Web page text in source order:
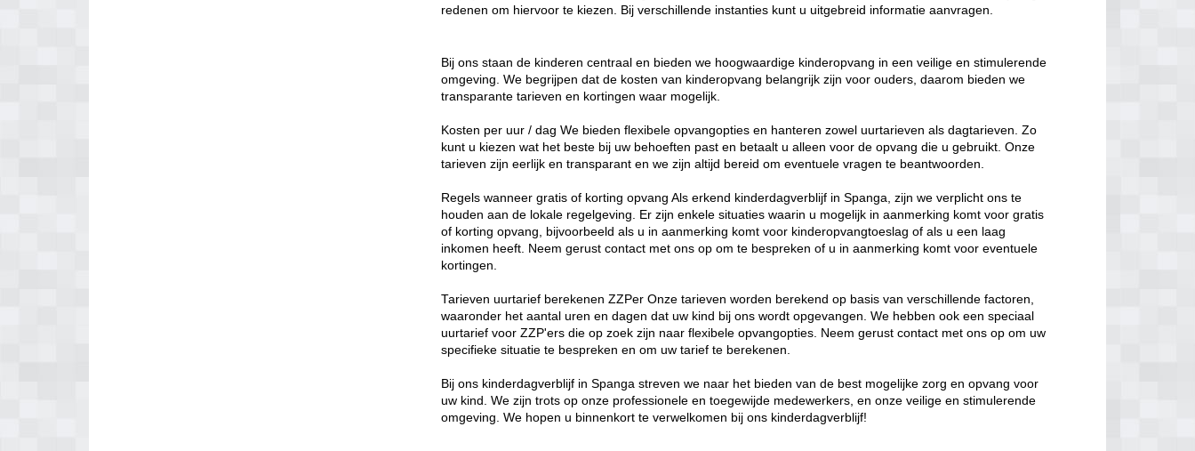
redenen om hiervoor te kiezen. Bij verschillende instanties kunt u uitgebreid informatie aanvragen.
Bij ons staan de kinderen centraal en bieden we hoogwaardige kinderopvang in een veilige en stimulerende
omgeving. We begrijpen dat de kosten van kinderopvang belangrijk zijn voor ouders, daarom bieden we
transparante tarieven en kortingen waar mogelijk.
Kosten per uur / dag We bieden flexibele opvangopties en hanteren zowel uurtarieven als dagtarieven. Zo
kunt u kiezen wat het beste bij uw behoeften past en betaalt u alleen voor de opvang die u gebruikt. Onze
tarieven zijn eerlijk en transparant en we zijn altijd bereid om eventuele vragen te beantwoorden.
Regels wanneer gratis of korting opvang Als erkend kinderdagverblijf in Spanga, zijn we verplicht ons te
houden aan de lokale regelgeving. Er zijn enkele situaties waarin u mogelijk in aanmerking komt voor gratis
of korting opvang, bijvoorbeeld als u in aanmerking komt voor kinderopvangtoeslag of als u een laag
inkomen heeft. Neem gerust contact met ons op om te bespreken of u in aanmerking komt voor eventuele
kortingen.
Tarieven uurtarief berekenen ZZPer Onze tarieven worden berekend op basis van verschillende factoren,
waaronder het aantal uren en dagen dat uw kind bij ons wordt opgevangen. We hebben ook een speciaal
uurtarief voor ZZP'ers die op zoek zijn naar flexibele opvangopties. Neem gerust contact met ons op om uw
specifieke situatie te bespreken en om uw tarief te berekenen.
Bij ons kinderdagverblijf in Spanga streven we naar het bieden van de best mogelijke zorg en opvang voor
uw kind. We zijn trots op onze professionele en toegewijde medewerkers, en onze veilige en stimulerende
omgeving. We hopen u binnenkort te verwelkomen bij ons kinderdagverblijf!